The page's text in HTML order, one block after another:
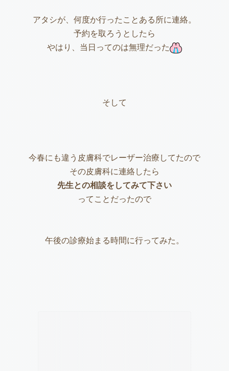
アタシが、何度か行ったことある所に連絡。
予約を取ろうとしたら
やはり、当日ってのは無理だった
そして
今春にも違う皮膚科でレーザー治療してたので
その皮膚科に連絡したら
先生との相談をしてみて下さい
ってことだったので
午後の診療始まる時間に行ってみた。